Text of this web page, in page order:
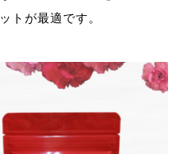
トが最適です。